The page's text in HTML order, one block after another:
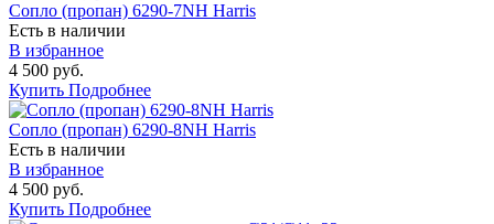
Сопло (пропан) 6290-7NH Harris
Есть в наличии
В избранное
4 500 руб.
Купить Подробнее
Сопло (пропан) 6290-8NH Harris
Есть в наличии
В избранное
4 500 руб.
Купить Подробнее